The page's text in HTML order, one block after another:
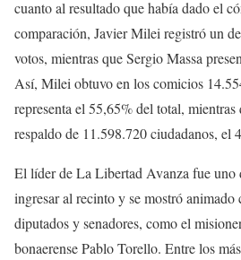
cuanto al resultado que había dado el
comparación, Javier Milei registró un
votos, mientras que Sergio Massa
Así, Milei obtuvo en los comicios
representa el 55,65% del total, mientras
respaldo de 11.598.720 ciudadanos, el
El líder de La Libertad Avanza fue uno
ingresar al recinto y se mostró animado
diputados y senadores, como el
bonaerense Pablo Torello. Entre los